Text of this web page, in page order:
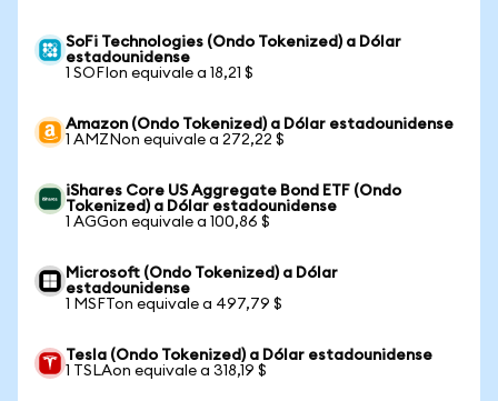
SoFi Technologies (Ondo Tokenized) a Dólar
estadounidense
1 SOFIon equivale a 18,21 $
Amazon (Ondo Tokenized) a Dólar estadounidense
1 AMZNon equivale a 272,22 $
iShares Core US Aggregate Bond ETF (Ondo
Tokenized) a Dólar estadounidense
1 AGGon equivale a 100,86 $
Microsoft (Ondo Tokenized) a Dólar
estadounidense
1 MSFTon equivale a 497,79 $
Tesla (Ondo Tokenized) a Dólar estadounidense
1 TSLAon equivale a 318,19 $